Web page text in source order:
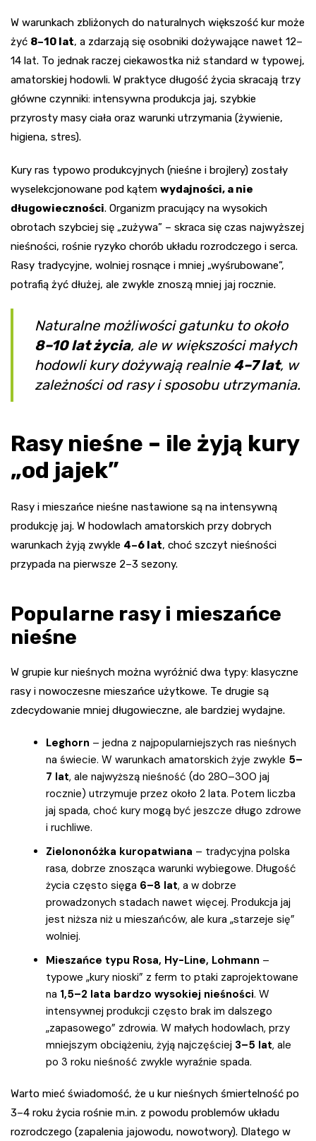
W warunkach zbliżonych do naturalnych większość kur może
żyć 8–10 lat, a zdarzają się osobniki dożywające nawet 12–
14 lat. To jednak raczej ciekawostka niż standard w typowej,
amatorskiej hodowli. W praktyce długość życia skracają trzy
główne czynniki: intensywna produkcja jaj, szybkie
przyrosty masy ciała oraz warunki utrzymania (żywienie,
higiena, stres).
Kury ras typowo produkcyjnych (nieśne i brojlery) zostały
wyselekcjonowane pod kątem wydajności, a nie
długowieczności. Organizm pracujący na wysokich
obrotach szybciej się „zużywa” – skraca się czas najwyższej
nieśności, rośnie ryzyko chorób układu rozrodczego i serca.
Rasy tradycyjne, wolniej rosnące i mniej „wyśrubowane”,
potrafią żyć dłużej, ale zwykle znoszą mniej jaj rocznie.
Naturalne możliwości gatunku to około
8–10 lat życia, ale w większości małych
hodowli kury dożywają realnie 4–7 lat, w
zależności od rasy i sposobu utrzymania.
Rasy nieśne – ile żyją kury
„od jajek”
Rasy i mieszańce nieśne nastawione są na intensywną
produkcję jaj. W hodowlach amatorskich przy dobrych
warunkach żyją zwykle 4–6 lat, choć szczyt nieśności
przypada na pierwsze 2–3 sezony.
Popularne rasy i mieszańce
nieśne
W grupie kur nieśnych można wyróżnić dwa typy: klasyczne
rasy i nowoczesne mieszańce użytkowe. Te drugie są
zdecydowanie mniej długowieczne, ale bardziej wydajne.
Leghorn – jedna z najpopularniejszych ras nieśnych
na świecie. W warunkach amatorskich żyje zwykle 5–
7 lat, ale najwyższą nieśność (do 280–300 jaj
rocznie) utrzymuje przez około 2 lata. Potem liczba
jaj spada, choć kury mogą być jeszcze długo zdrowe
i ruchliwe.
Zielononóżka kuropatwiana – tradycyjna polska
rasa, dobrze znosząca warunki wybiegowe. Długość
życia często sięga 6–8 lat, a w dobrze
prowadzonych stadach nawet więcej. Produkcja jaj
jest niższa niż u mieszańców, ale kura „starzeje się”
wolniej.
Mieszańce typu Rosa, Hy-Line, Lohmann –
typowe „kury nioski” z ferm to ptaki zaprojektowane
na 1,5–2 lata bardzo wysokiej nieśności. W
intensywnej produkcji często brak im dalszego
„zapasowego” zdrowia. W małych hodowlach, przy
mniejszym obciążeniu, żyją najczęściej 3–5 lat, ale
po 3 roku nieśność zwykle wyraźnie spada.
Warto mieć świadomość, że u kur nieśnych śmiertelność po
3–4 roku życia rośnie m.in. z powodu problemów układu
rozrodczego (zapalenia jajowodu, nowotwory). Dlatego w